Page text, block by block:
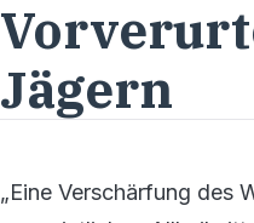
Jägern
„Eine Verschärfung des